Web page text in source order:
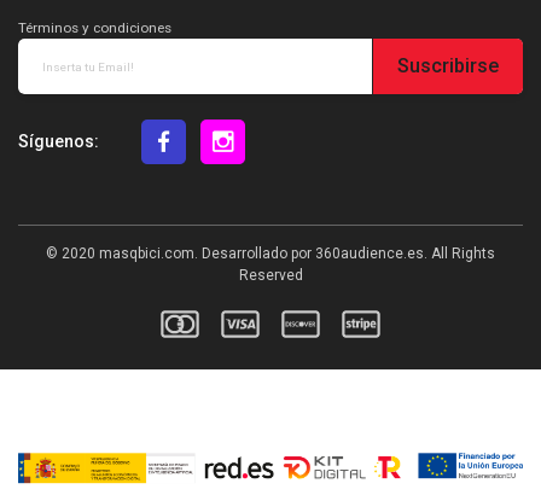
Términos y condiciones
Suscribirse
Síguenos:
© 2020 masqbici.com. Desarrollado por 360audience.es. All Rights
Reserved